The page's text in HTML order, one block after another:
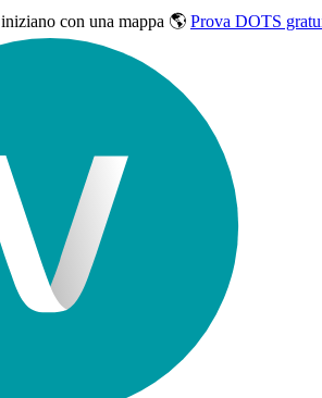
iniziano con una mappa 🌎 Prova DOTS